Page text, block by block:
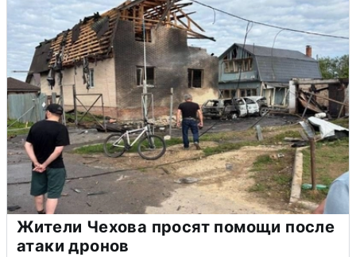
Жители Чехова просят помощи после
атаки дронов